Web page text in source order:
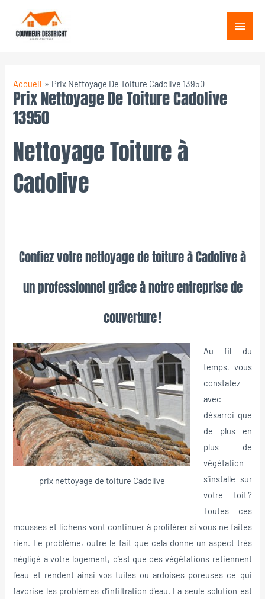
contenu
Menu
Accueil Prix Nettoyage De Toiture Cadolive 13950
Prix Nettoyage De Toiture Cadolive
13950
Nettoyage Toiture à
Cadolive
Confiez votre nettoyage de toiture à Cadolive à
un professionnel grâce à notre entreprise de
couverture !
prix nettoyage de toiture Cadolive
Au fil du
temps, vous
constatez
avec
désarroi que
de plus en
plus de
végétation
s’installe sur
votre toit ?
Toutes ces
mousses et lichens vont continuer à proliférer si vous ne faites
rien. Le problème, outre le fait que cela donne un aspect très
négligé à votre logement, c’est que ces végétations retiennent
l’eau et rendent ainsi vos tuiles ou ardoises poreuses ce qui
favorise les problèmes d’infiltration d’eau. La seule solution est